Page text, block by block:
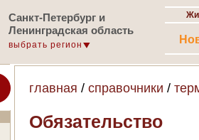
Санкт-Петербург и
Ленинградская область
выбрать регион
главная / справочники /
Обязательство